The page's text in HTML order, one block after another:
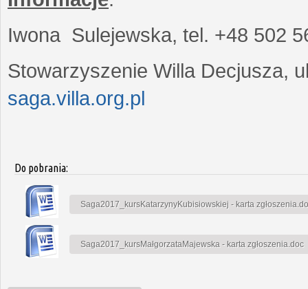
Iwona Sulejewska, tel. +48 502
Stowarzyszenie Willa Decjusza,
saga.villa.org.pl
Do pobrania:
Saga2017_kursKatarzynyKubisiowskiej - karta
Saga2017_kursMałgorzataMajewska - karta zgłoszenia.doc